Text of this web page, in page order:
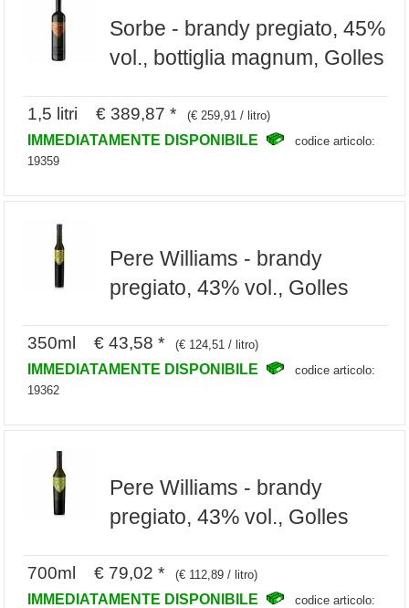
Sorbe - brandy pregiato, 45%
vol., bottiglia magnum, Golles
1,5 litri € 389,87 * (€ 259,91 / litro)
IMMEDIATAMENTE DISPONIBILE
codice articolo:
19359
Pere Williams - brandy
pregiato, 43% vol., Golles
350ml € 43,58 * (€ 124,51 / litro)
IMMEDIATAMENTE DISPONIBILE
codice articolo:
19362
Pere Williams - brandy
pregiato, 43% vol., Golles
700ml € 79,02 * (€ 112,89 / litro)
IMMEDIATAMENTE DISPONIBILE
codice articolo: